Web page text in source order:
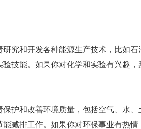
研究和开发各种能源生产技术，比如
技能。如果你对化学和实验有兴趣，
保护和改善环境质量，包括空气、水
减排工作。如果你对环保事业有热